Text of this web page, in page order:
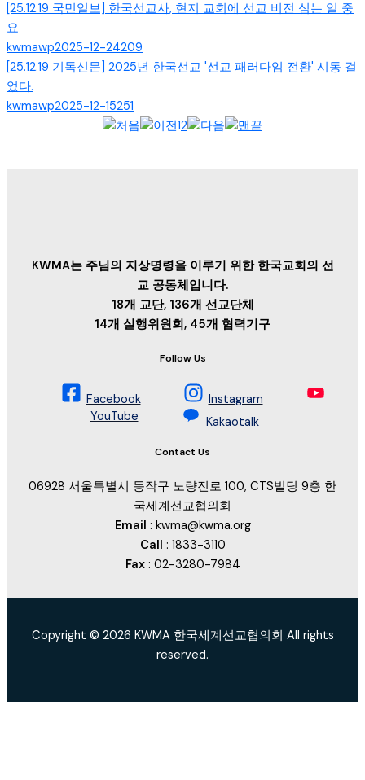
[25.12.19 국민일보] 한국선교사, 현지 교회에 선교 비전 심는 일 중
요
kwmawp2025-12-24209
[25.12.19 기독신문] 2025년 한국선교 '선교 패러다임 전환' 시동 걸
었다.
kwmawp2025-12-15251
12
KWMA는 주님의 지상명령을 이루기 위한 한국교회의 선
교 공동체입니다.
18개 교단, 136개 선교단체
14개 실행위원회, 45개 협력기구
Follow Us
Facebook
Instagram
YouTube
Kakaotalk
Contact Us
06928 서울특별시 동작구 노량진로 100, CTS빌딩 9층 한
국세계선교협의회
Email : kwma@kwma.org
Call : 1833-3110
Fax : 02-3280-7984
Copyright © 2026 KWMA 한국세계선교협의회 All rights
reserved.